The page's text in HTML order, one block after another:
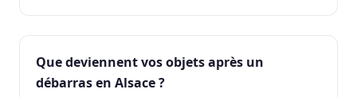
Que deviennent vos objets après un
débarras en Alsace ?